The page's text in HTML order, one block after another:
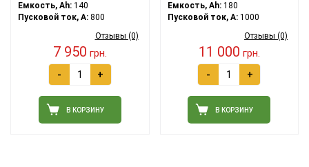
Емкость, Ah: 140
Пусковой ток, A: 800
Отзывы (0)
7 950 грн.
- +
В КОРЗИНУ
Емкость, Ah:180
Пусковой ток, A:1000
Отзывы (0)
11 000 грн.
- +
В КОРЗИНУ